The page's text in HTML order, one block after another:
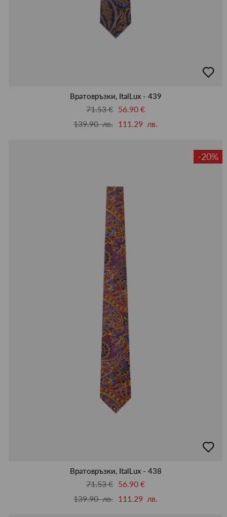
в
Вратовръзки, ItalLux - 439
71.53 € 56.90 €
139.90 лв. 111.29 лв.
-20%
в
Вратовръзки, ItalLux - 438
71.53 € 56.90 €
139.90 лв. 111.29 лв.